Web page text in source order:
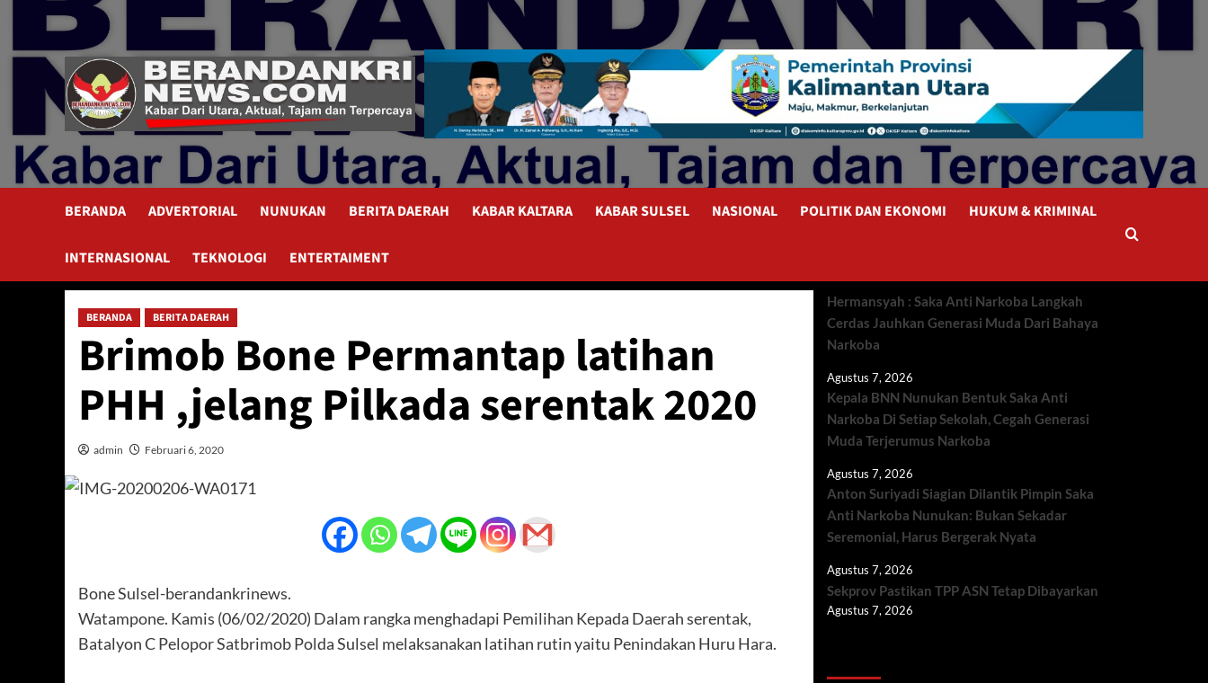
content
BERANDA ADVERTORIAL NUNUKAN BERITA DAERAH KABAR KALTARA KABAR SULSEL NASIONAL POLITIK DAN EKONOMI HUKUM & KRIMINAL
INTERNASIONAL TEKNOLOGI ENTERTAIMENT
BERANDA BERITA DAERAH
Brimob Bone Permantap latihan
PHH ,jelang Pilkada serentak 2020
admin Februari 6, 2020
Bone Sulsel-berandankrinews.
Watampone. Kamis (06/02/2020) Dalam rangka menghadapi Pemilihan Kepada Daerah serentak,
Batalyon C Pelopor Satbrimob Polda Sulsel melaksanakan latihan rutin yaitu Penindakan Huru Hara.
Hermansyah : Saka Anti Narkoba Langkah
Cerdas Jauhkan Generasi Muda Dari Bahaya
Narkoba
Agustus 7, 2026
Kepala BNN Nunukan Bentuk Saka Anti
Narkoba Di Setiap Sekolah, Cegah Generasi
Muda Terjerumus Narkoba
Agustus 7, 2026
Anton Suriyadi Siagian Dilantik Pimpin Saka
Anti Narkoba Nunukan: Bukan Sekadar
Seremonial, Harus Bergerak Nyata
Agustus 7, 2026
Sekprov Pastikan TPP ASN Tetap Dibayarkan
Agustus 7, 2026